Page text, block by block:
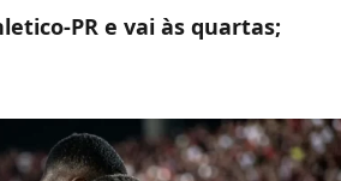
PR e vai às quartas;